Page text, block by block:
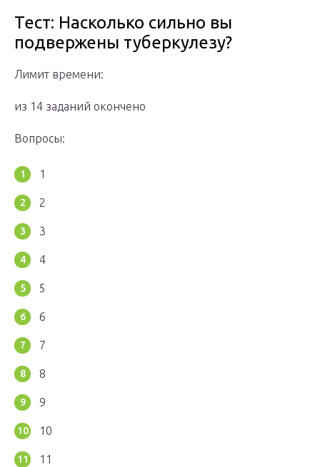
Тест: Насколько сильно вы
подвержены туберкулезу?
Лимит времени:
из 14 заданий окончено
Вопросы:
1
2
3
4
5
6
7
8
9
10
11